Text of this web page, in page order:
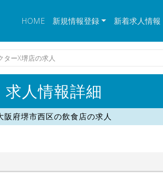
HOME 新規情報登録 新着求人情報
ターX堺店の求人
求人情報詳細
阪府堺市西区の飲食店の求人